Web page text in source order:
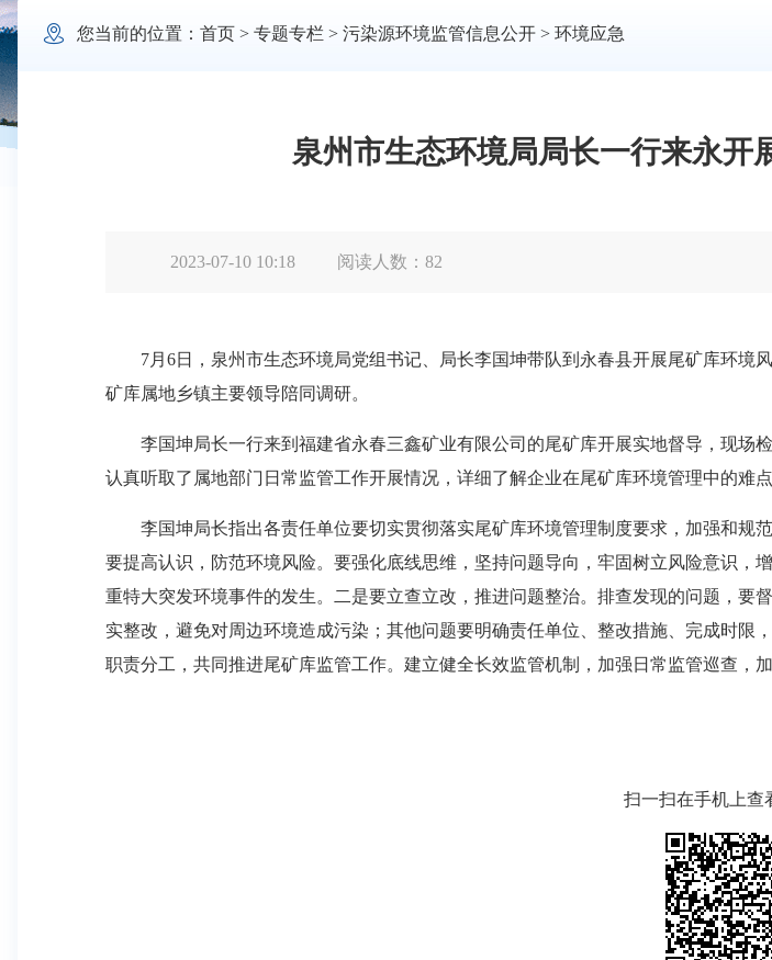
 您当前的位置： 首页> 专题专栏> 污染源环境监管信息公开> 环境应急
泉州市生态环境局局长一行来永开
2023-07-10 10:18 阅读人数： 82
7月6日，泉州市生态环境局党组书记、局长李国坤带队到永春县开展尾矿库环境
矿库属地乡镇主要领导陪同调研。
李国坤局长一行来到福建省永春三鑫矿业有限公司的尾矿库开展实地督导，现场
认真听取了属地部门日常监管工作开展情况，详细了解企业在尾矿库环境管理中的难点
李国坤局长指出各责任单位要切实贯彻落实尾矿库环境管理制度要求，加强和规
要提高认识，防范环境风险。要强化底线思维，坚持问题导向，牢固树立风险意识
重特大突发环境事件的发生。二是要立查立改，推进问题整治。排查发现的问题，
实整改，避免对周边环境造成污染；其他问题要明确责任单位、整改措施、完成时
职责分工，共同推进尾矿库监管工作。建立健全长效监管机制，加强日常监管巡查，
扫一扫在手机上查